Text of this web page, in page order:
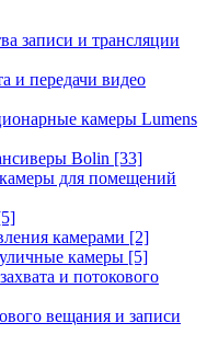
записи и трансляции
и передачи видео
камеры Lumens
Bolin [33]
для помещений
камерами [2]
камеры [5]
и потокового
вещания и записи